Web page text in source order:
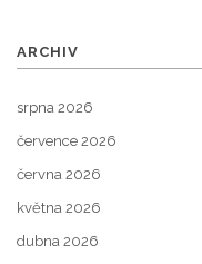
ARCHIV
srpna 2026
července 2026
června 2026
května 2026
dubna 2026